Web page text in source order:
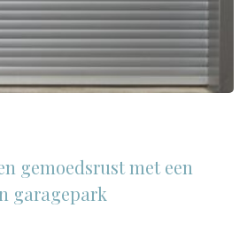
gemoedsrust met een
garagepark